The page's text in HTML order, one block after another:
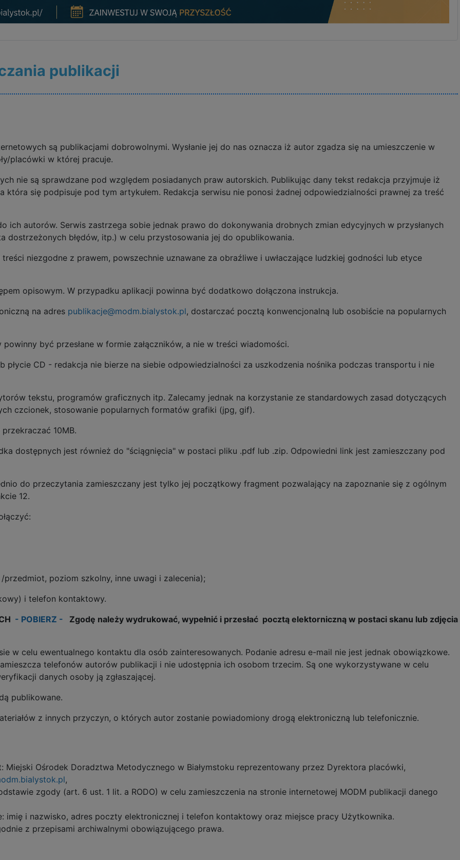
publikacji
są publikacjami dobrowolnymi. Wysłanie jej do nas oznacza iż autor zgadza się na umieszczenie w
placówki w której pracuje.
nie są sprawdzane pod względem posiadanych praw autorskich. Publikując dany tekst redakcja przyjmuje iż
się podpisuje pod tym artykułem. Redakcja serwisu nie ponosi żadnej odpowiedzialności prawnej za treść
ich autorów. Serwis zastrzega sobie jednak prawo do dokonywania drobnych zmian edycyjnych w przysłanych
dostrzeżonych błędów, itp.) w celu przystosowania jej do opublikowania.
niezgodne z prawem, powszechnie uznawane za obraźliwe i uwłaczające ludzkiej godności lub etyce
opisowym. W przypadku aplikacji powinna być dodatkowo dołączona instrukcja.
na adres publikacje@modm.bialystok.pl, dostarczać pocztą konwencjonalną lub osobiście na popularnych
być przesłane w formie załączników, a nie w treści wiadomości.
płycie CD - redakcja nie bierze na siebie odpowiedzialności za uszkodzenia nośnika podczas transportu i nie
tekstu, programów graficznych itp. Zalecamy jednak na korzystanie ze standardowych zasad dotyczących
czcionek, stosowanie popularnych formatów grafiki (jpg, gif).
10MB.
dostępnych jest również do "ściągnięcia" w postaci pliku .pdf lub .zip. Odpowiedni link jest zamieszczany pod
do przeczytania zamieszczany jest tylko jej początkowy fragment pozwalający na zapoznanie się z ogólnym
12.
poziom szkolny, inne uwagi i zalecenia);
i telefon kontaktowy.
- POBIERZ - Zgodę należy wydrukować, wypełnić i przesłać pocztą elektorniczną w postaci skanu lub zdjęcia
w celu ewentualnego kontaktu dla osób zainteresowanych. Podanie adresu e-mail nie jest jednak obowiązkowe.
telefonów autorów publikacji i nie udostępnia ich osobom trzecim. Są one wykorzystywane w celu
danych osoby ją zgłaszającej.
publikowane.
z innych przyczyn, o których autor zostanie powiadomiony drogą elektroniczną lub telefonicznie.
Ośrodek Doradztwa Metodycznego w Białymstoku reprezentowany przez Dyrektora placówki,
,
zgody (art. 6 ust. 1 lit. a RODO) w celu zamieszczenia na stronie internetowej MODM publikacji danego
imię i nazwisko, adres poczty elektronicznej i telefon kontaktowy oraz miejsce pracy Użytkownika.
z przepisami archiwalnymi obowiązującego prawa.